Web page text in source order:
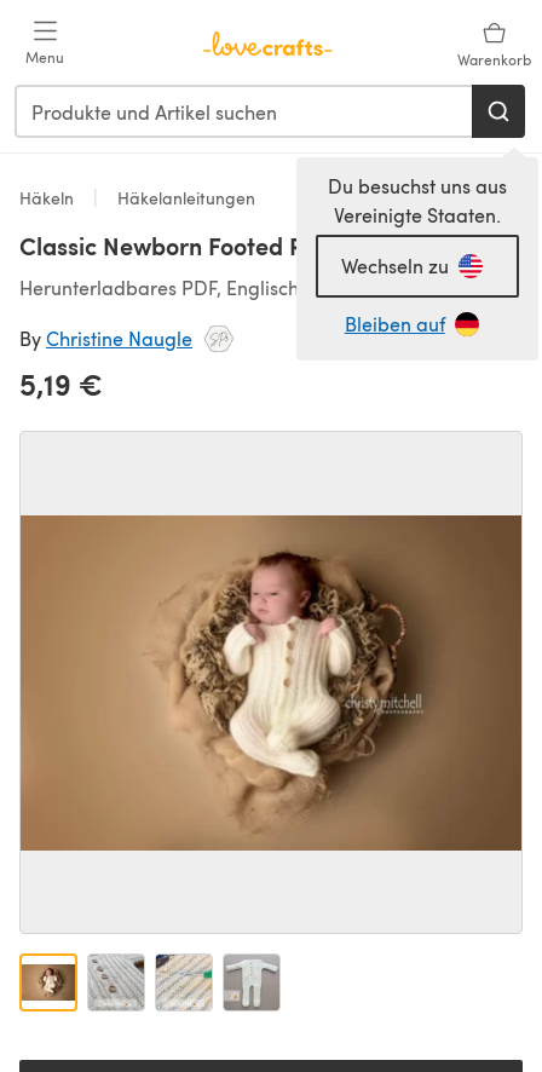
Menu Warenkorb
Du besuchst uns aus
Vereinigte Staaten.
Wechseln zu
Bleiben auf
Häkeln Häkelanleitungen
Classic Newborn Footed Romper
Herunterladbares PDF, Englisch
ByChristine Naugle
5,19 €